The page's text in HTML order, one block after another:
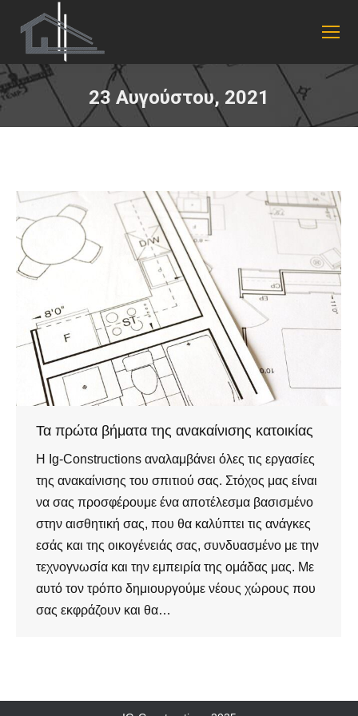
23 Αυγούστου, 2021
You are here:
Τα πρώτα βήματα της ανακαίνισης κατοικίας
Η Ig-Constructions αναλαμβάνει όλες τις εργασίες
της ανακαίνισης του σπιτιού σας. Στόχος μας είναι
να σας προσφέρουμε ένα αποτέλεσμα βασισμένο
στην αισθητική σας, που θα καλύπτει τις ανάγκες
εσάς και της οικογένειάς σας, συνδυασμένο με την
τεχνογνωσία και την εμπειρία της ομάδας μας. Με
αυτό τον τρόπο δημιουργούμε νέους χώρους που
σας εκφράζουν και θα…